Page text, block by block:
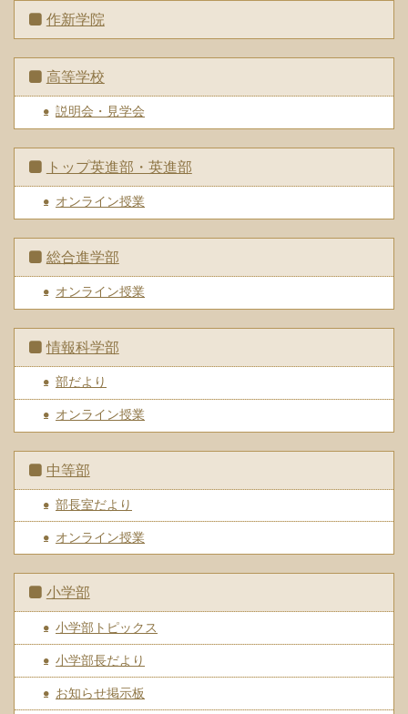
作新学院
高等学校
説明会・見学会
トップ英進部・英進部
オンライン授業
総合進学部
オンライン授業
情報科学部
部だより
オンライン授業
中等部
部長室だより
オンライン授業
小学部
小学部トピックス
小学部長だより
お知らせ掲示板